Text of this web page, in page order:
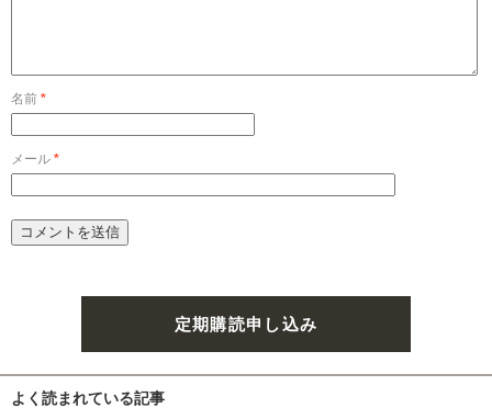
名前 *
メール *
定期購読申し込み
よく読まれている記事